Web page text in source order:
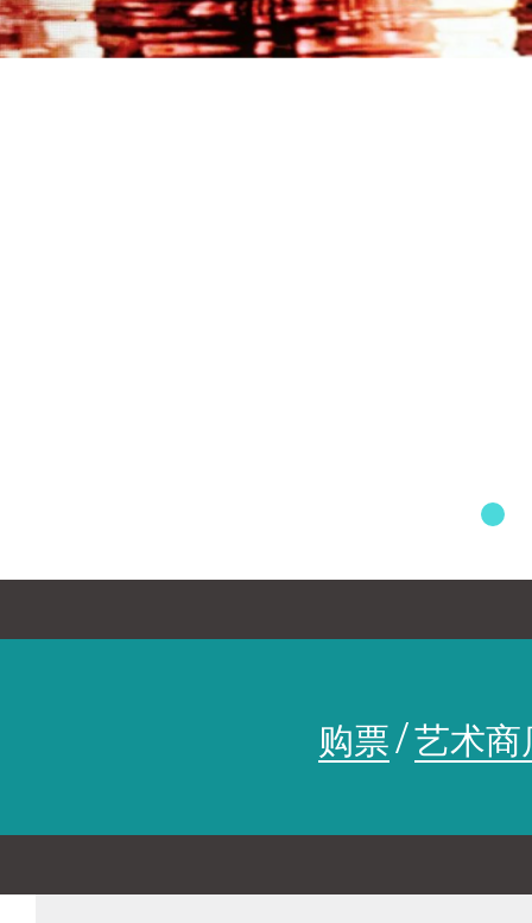
YYDR
ON THE SPOT 实验艺术节
To see To say 国际女性艺术家
购票/艺术商